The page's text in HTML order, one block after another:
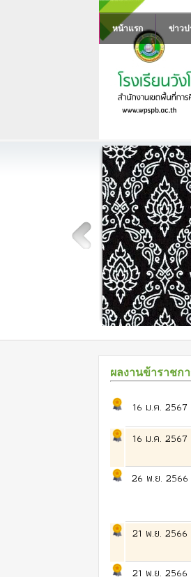
หน้าแรก ข่าวป
ผลงานข้าราชก
16 ม.ค. 2567
16 ม.ค. 2567
26 พ.ย. 2566
21 พ.ย. 2566
21 พ.ย. 2566